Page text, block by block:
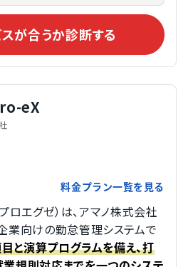
が合うか診断する
eX
料金プラン一覧を見る
エグゼ）は、アマノ株式会社
業向けの勤怠管理システムで
と演算プログラムを備え、打